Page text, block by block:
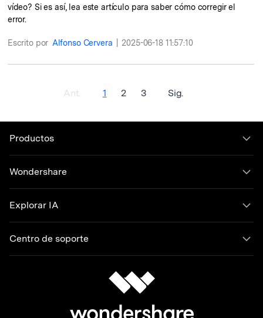
vídeo? Si es así, lea este artículo para saber cómo corregir el
error.
Escrito por Alfonso Cervera 2025-06-18 11:57:10
Ant. 1 2 3 Sig.
Productos
Wondershare
Explorar IA
Centro de soporte